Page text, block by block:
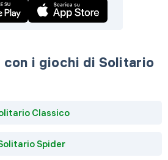
con i giochi di Solitario
Classico
Spider